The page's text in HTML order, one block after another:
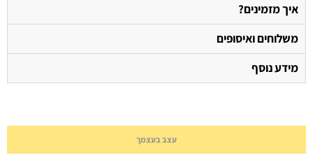
איך מזמינים?
משלוחים ואיסופים
מידע נוסף
עצב בעצמך